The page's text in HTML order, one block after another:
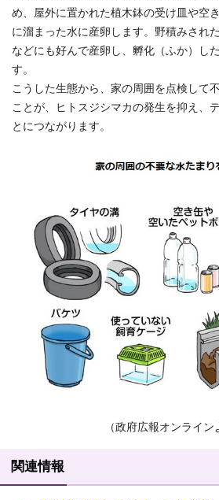
め、屋外に置かれた植木鉢の受け皿や空
に溜まった水に産卵します。野積みされ
などにも好んで産卵し、孵化（ふか）し
す。
こうした生態から、家の周囲を点検して
ことが、ヒトスジシマカの発生を抑え、
とにつながります。
（政府広報オンライン
関連情報